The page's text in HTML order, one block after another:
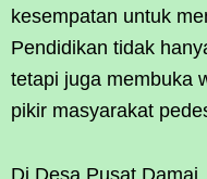
kesempatan untuk
Pendidikan tidak
tetapi juga membuka
pikir masyarakat
Di Desa Pusat